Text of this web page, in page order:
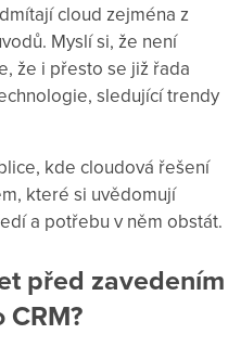
cloud zejména z
Myslí si, že není
že i přesto se již řada
sledující trendy
kde cloudová řešení
které si uvědomují
a potřebu v něm obstát.
před zavedením